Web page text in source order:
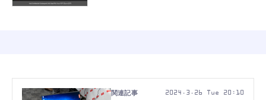
2024.3.26 Tue 20:10